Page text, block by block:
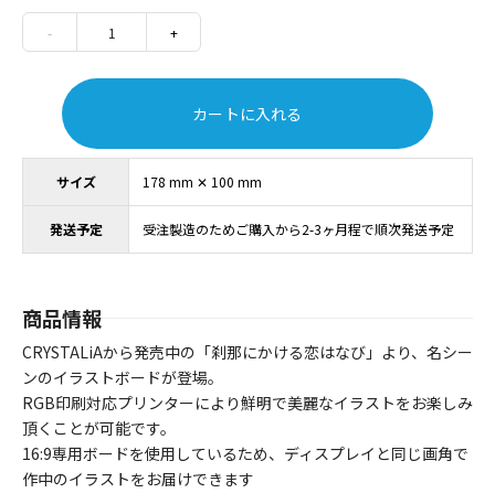
サイズ 178 mm ✕ 100 mm
発送予定 受注製造のためご購入から2-3ヶ月程で順次発送予定
- 1 +
カートに入れる
商品情報
CRYSTALiAから発売中の「刹那にかける恋はなび」より、名シー
ンのイラストボードが登場。
RGB印刷対応プリンターにより鮮明で美麗なイラストをお楽しみ
頂くことが可能です。
16:9専用ボードを使用しているため、ディスプレイと同じ画角で
作中のイラストをお届けできます